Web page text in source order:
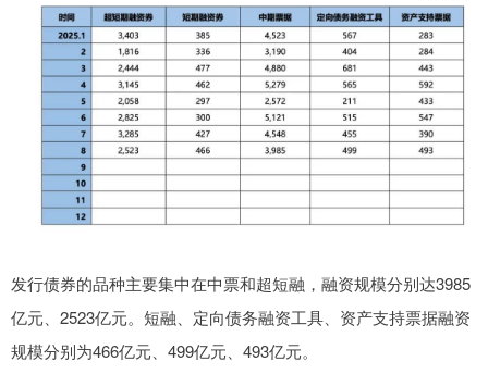
发行债券的品种主要集中在中票和超短融，融资规模分别达3985
亿元、2523亿元。短融、定向债务融资工具、资产支持票据融资
规模分别为466亿元、499亿元、493亿元。